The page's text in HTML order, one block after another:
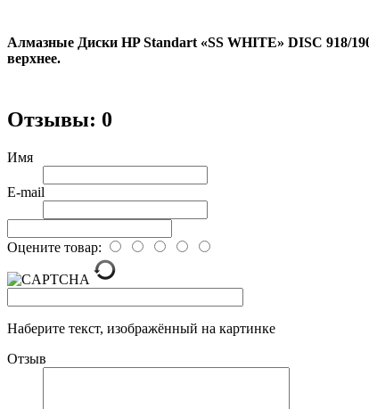
Алмазные Диски HP Standart «SS WHITE» DISC 918/
верхнее.
Отзывы: 0
Имя
E-mail
Оцените товар:
Наберите текст, изображённый на картинке
Отзыв